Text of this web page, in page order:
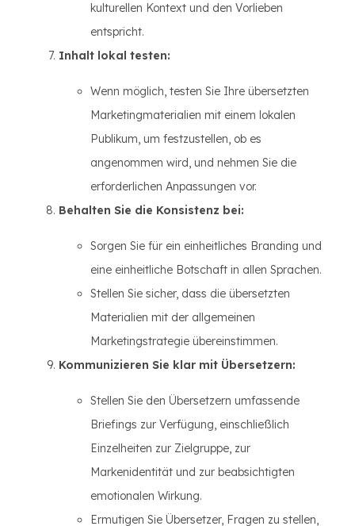
kulturellen Kontext und den Vorlieben
entspricht.
Inhalt lokal testen:
Wenn möglich, testen Sie Ihre übersetzten
Marketingmaterialien mit einem lokalen
Publikum, um festzustellen, ob es
angenommen wird, und nehmen Sie die
erforderlichen Anpassungen vor.
Behalten Sie die Konsistenz bei:
Sorgen Sie für ein einheitliches Branding und
eine einheitliche Botschaft in allen Sprachen.
Stellen Sie sicher, dass die übersetzten
Materialien mit der allgemeinen
Marketingstrategie übereinstimmen.
Kommunizieren Sie klar mit Übersetzern:
Stellen Sie den Übersetzern umfassende
Briefings zur Verfügung, einschließlich
Einzelheiten zur Zielgruppe, zur
Markenidentität und zur beabsichtigten
emotionalen Wirkung.
Ermutigen Sie Übersetzer, Fragen zu stellen,